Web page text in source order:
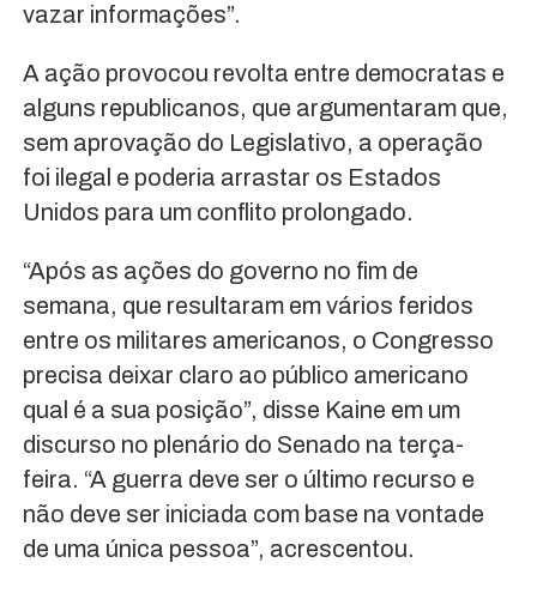
vazar informações”.
A ação provocou revolta entre democratas e
alguns republicanos, que argumentaram que,
sem aprovação do Legislativo, a operação
foi ilegal e poderia arrastar os Estados
Unidos para um conflito prolongado.
“Após as ações do governo no fim de
semana, que resultaram em vários feridos
entre os militares americanos, o Congresso
precisa deixar claro ao público americano
qual é a sua posição”, disse Kaine em um
discurso no plenário do Senado na terça-
feira. “A guerra deve ser o último recurso e
não deve ser iniciada com base na vontade
de uma única pessoa”, acrescentou.